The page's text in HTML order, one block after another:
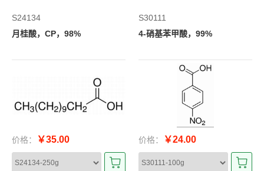
S24134
月桂酸，CP，98%
价格： ￥35.00
S30111
4-硝基苯甲酸，99%
价格： ￥24.00